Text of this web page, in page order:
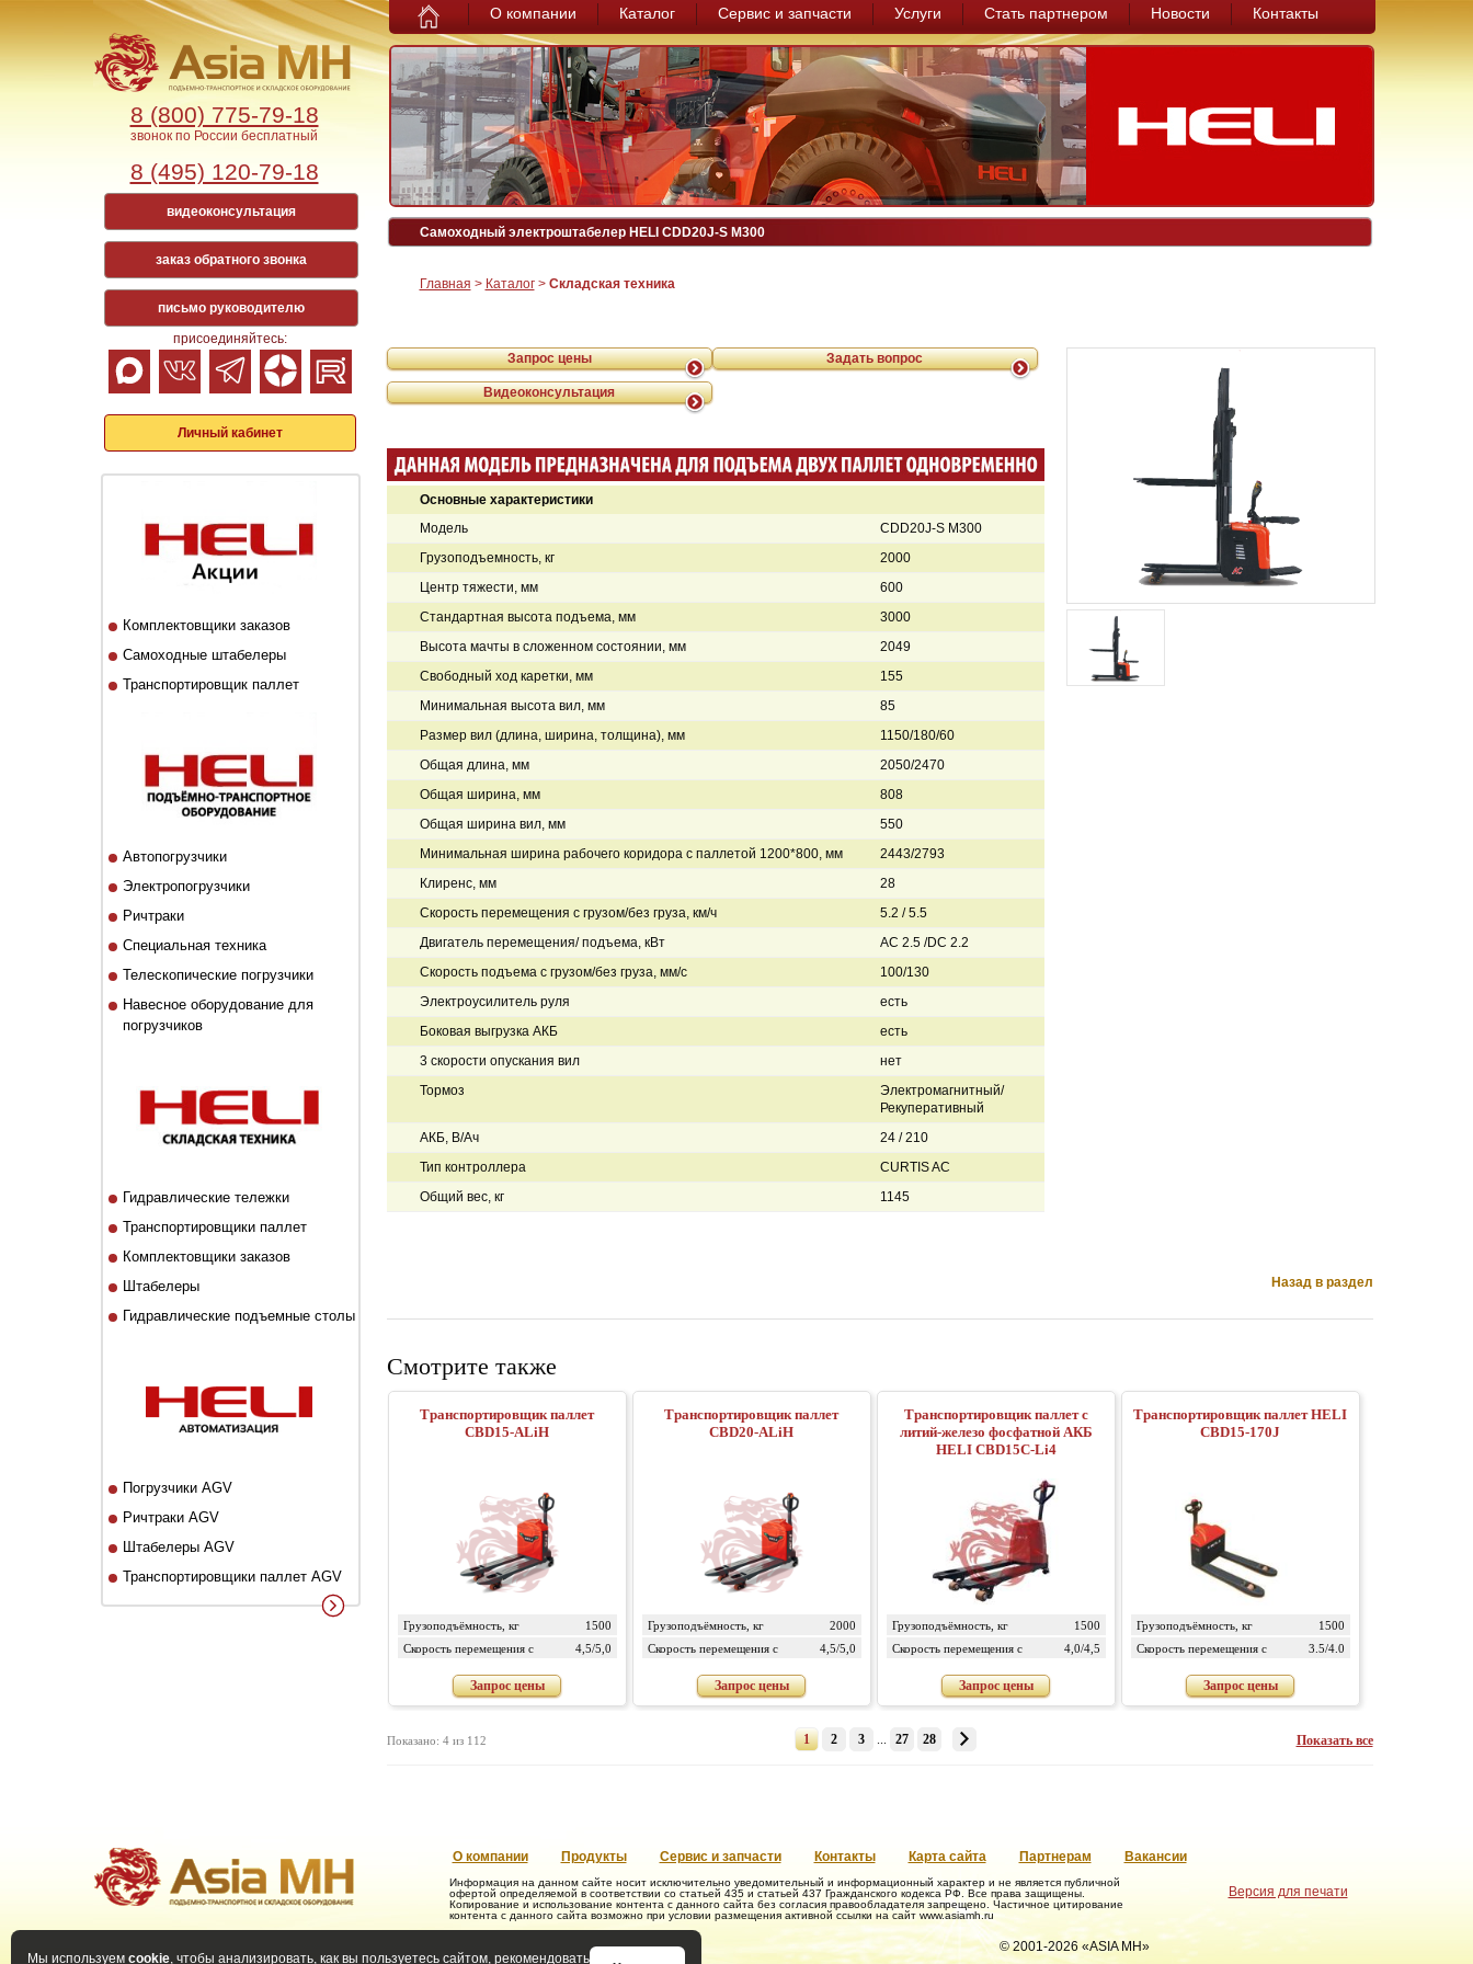
8 (800) 775-79-18
звонок по России бесплатный
8 (495) 120-79-18
видеоконсультация
заказ обратного звонка
письмо руководителю
присоединяйтесь:
Личный кабинет
Комплектовщики заказов
Самоходные штабелеры
Транспортировщик паллет
Автопогрузчики
Электропогрузчики
Ричтраки
Специальная техника
Телескопические погрузчики
Навесное оборудование для
погрузчиков
Гидравлические тележки
Транспортировщики паллет
Комплектовщики заказов
Штабелеры
Гидравлические подъемные столы
Погрузчики AGV
Ричтраки AGV
Штабелеры AGV
Транспортировщики паллет AGV
О компании Каталог Сервис и запчасти Услуги Стать партнером Новости Контакты
Главная > Каталог> Складская техника
Самоходный электроштабелер HELI CDD20J-S M300
Запрос цены Задать вопрос
Видеоконсультация
Основные характеристики
Модель
CDD20J-S M300
Грузоподъемность, кг
2000
Центр тяжести, мм
600
Стандартная высота подъема, мм
3000
Высота мачты в сложенном состоянии, мм
2049
Свободный ход каретки, мм
155
Минимальная высота вил, мм
85
Размер вил (длина, ширина, толщина), мм
1150/180/60
Общая длина, мм
2050/2470
Общая ширина, мм
808
Общая ширина вил, мм
550
Минимальная ширина рабочего коридора с паллетой 1200*800, мм
2443/2793
Клиренс, мм
28
Скорость перемещения с грузом/без груза, км/ч
5.2 / 5.5
Двигатель перемещения/ подъема, кВт
AC 2.5 /DC 2.2
Скорость подъема с грузом/без груза, мм/с
100/130
Электроусилитель руля
есть
Боковая выгрузка АКБ
есть
3 скорости опускания вил
нет
Тормоз
Электромагнитный/
Рекуперативный
АКБ, В/Ач
24 / 210
Тип контроллера
CURTIS AC
Общий вес, кг
1145
Назад в раздел
Смотрите также
Транспортировщик паллет
CBD15-ALiH
Грузоподъёмность, кг
1500
Скорость перемещения с
4,5/5,0
Запрос цены
Транспортировщик паллет
CBD20-ALiH
Грузоподъёмность, кг
2000
Скорость перемещения с
4,5/5,0
Запрос цены
Транспортировщик паллет с
литий-железо фосфатной АКБ
HELI CBD15C-Li4
Грузоподъёмность, кг
1500
Скорость перемещения с
4,0/4,5
Запрос цены
Транспортировщик паллет HELI
CBD15-170J
Грузоподъёмность, кг
1500
Скорость перемещения с
3.5/4.0
Запрос цены
Показано: 4 из 112 Показать все
1 2 3 ... 27 28
Мы используем cookie, чтобы анализировать, как вы пользуетесь сайтом, рекомендовать
О компании Продукты Сервис и запчасти Контакты Карта сайта Партнерам Вакансии
Информация на данном сайте носит исключительно уведомительный и информационный характер и не является публичной
офертой определяемой в соответствии со статьей 435 и статьей 437 Гражданского кодекса РФ. Все права защищены.
Копирование и использование контента с данного сайта без согласия правообладателя запрещено. Частичное цитирование
контента с данного сайта возможно при условии размещения активной ссылки на сайт www.asiamh.ru
Версия для печати
© 2001-2026 «ASIA MH»